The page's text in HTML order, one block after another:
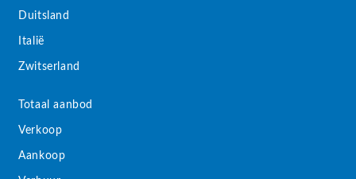
Duitsland
Italië
Zwitserland
Totaal aanbod
Verkoop
Aankoop